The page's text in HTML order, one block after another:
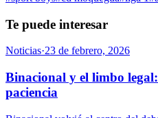
Te puede interesar
Noticias·23 de febrero, 2026
Binacional y el limbo
paciencia